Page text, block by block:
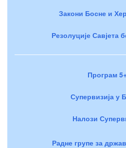
Закони Босне и
Резолуције Савјета
Програм
Супервизија у
Налози
Радне групе за